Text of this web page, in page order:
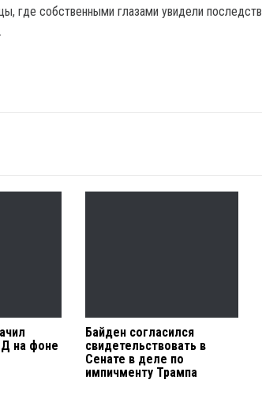
где собственными глазами увидели
на фоне
Байден согласился
свидетельствовать в
Сенате в деле по
импичменту Трампа